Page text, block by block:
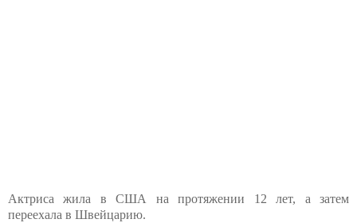
Актриса жила в США на протяжении 12 лет, а затем
переехала в Швейцарию.